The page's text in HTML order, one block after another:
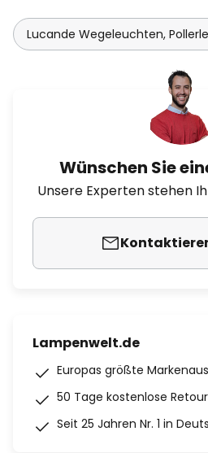
Lucande Wegeleuchten,
Wünschen Sie
Unsere Experten stehen
Lampenwelt.de
Europas größte
50 Tage kostenlose
Seit 25 Jahren Nr. 1 in